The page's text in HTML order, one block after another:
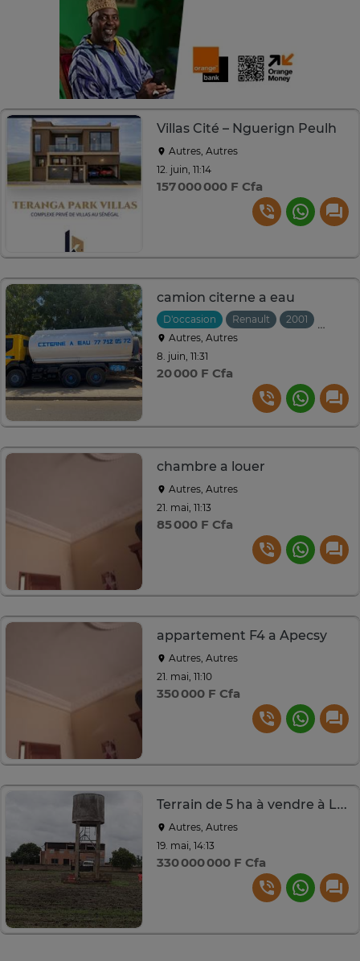
Villas Cité – Nguerign Peulh
Autres, Autres
12. juin, 11:14
157 000 000 F Cfa
camion citerne a eau
D'occasion Renault 2001
Autres, Autres
8. juin, 11:31
20 000 F Cfa
chambre a louer
Autres, Autres
21. mai, 11:13
85 000 F Cfa
appartement F4 a Apecsy
Autres, Autres
21. mai, 11:10
350 000 F Cfa
Terrain de 5 ha à vendre à Louly dia
Autres, Autres
19. mai, 14:13
330 000 000 F Cfa